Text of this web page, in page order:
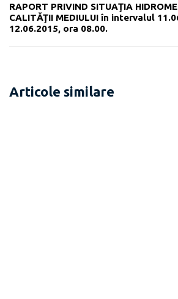
RAPORT PRIVIND SITUAŢIA
CALITĂŢII MEDIULUI în intervalul
12.06.2015, ora 08.00.
Articole similare